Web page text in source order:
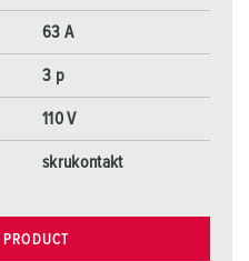
63 A
3 p
110 V
skrukontakt
PRODUCT